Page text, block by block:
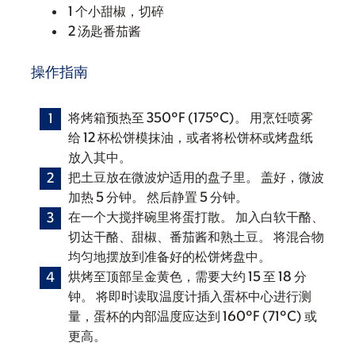
1 个小甜椒，切碎
2 汤匙番茄酱
操作指南
将烤箱预热至 350°F (175°C)。 用烹饪喷雾
给 12 杯松饼模抹油，或者将松饼杯或烤盘纸
放入其中。
把土豆放在微波炉适用的盘子里。 盖好，微波
加热 5 分钟。 然后静置 5 分钟。
在一个大搅拌碗里将蛋打散。 加入白软干酪、
切达干酪、甜椒、番茄酱和熟土豆。 将混合物
均匀地摆放到准备好的松饼烤盘中。
烘烤至顶部呈金黄色，需要大约 15 至 18 分
钟。 将即时读取温度计插入蛋杯中心进行测
量，蛋杯的内部温度应达到 160°F (71°C) 或
更高。